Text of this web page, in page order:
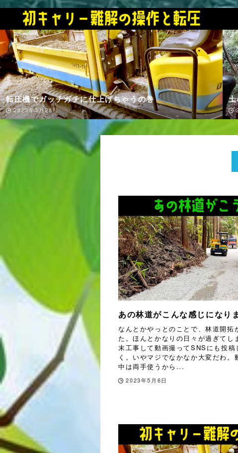
土の道から舗装道への第一歩の巻
2023年3月15日
あの林道がこんな感じになり
なんとかやっとのことで、林道開拓
た。ほんとかなりの日々が過ぎてし
末工事して動画撮ってSNSにも投
く。いやマジでなかなか大変だわ。
中は両手使うから...
2023年5月6日